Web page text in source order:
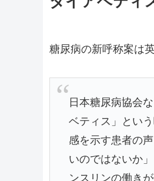
糖尿病の新呼称案は
日本糖尿病協会
ベティス」とい
感を示す患者の
いのではないか
ンスリンの働き